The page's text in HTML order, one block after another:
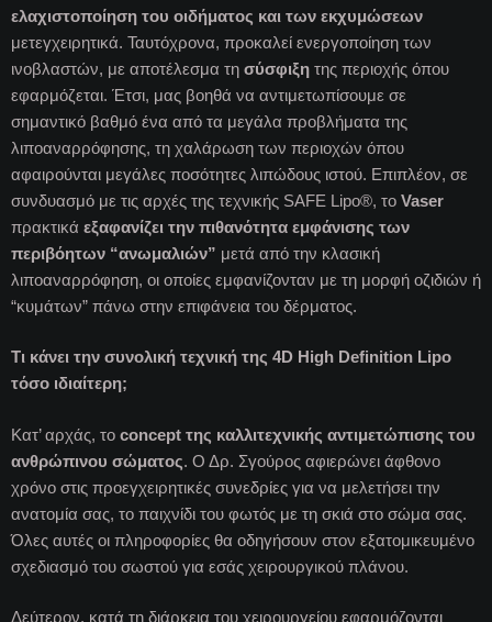
ελαχιστοποίηση του οιδήματος και των εκχυμώσεων
μετεγχειρητικά. Ταυτόχρονα, προκαλεί ενεργοποίηση των
ινοβλαστών, με αποτέλεσμα τη σύσφιξη της περιοχής όπου
εφαρμόζεται. Έτσι, μας βοηθά να αντιμετωπίσουμε σε
σημαντικό βαθμό ένα από τα μεγάλα προβλήματα της
λιποαναρρόφησης, τη χαλάρωση των περιοχών όπου
αφαιρούνται μεγάλες ποσότητες λιπώδους ιστού. Επιπλέον, σε
συνδυασμό με τις αρχές της τεχνικής SAFE Lipo®, το Vaser
πρακτικά εξαφανίζει την πιθανότητα εμφάνισης των
περιβόητων “ανωμαλιών” μετά από την κλασική
λιποαναρρόφηση, οι οποίες εμφανίζονταν με τη μορφή οζιδιών ή
“κυμάτων” πάνω στην επιφάνεια του δέρματος.
Τι κάνει την συνολική τεχνική της 4D High Definition Lipo
τόσο ιδιαίτερη;
Κατ’ αρχάς, το concept της καλλιτεχνικής αντιμετώπισης του
ανθρώπινου σώματος. Ο Δρ. Σγούρος αφιερώνει άφθονο
χρόνο στις προεγχειρητικές συνεδρίες για να μελετήσει την
ανατομία σας, το παιχνίδι του φωτός με τη σκιά στο σώμα σας.
Όλες αυτές οι πληροφορίες θα οδηγήσουν στον εξατομικευμένο
σχεδιασμό του σωστού για εσάς χειρουργικού πλάνου.
Δεύτερον, κατά τη διάρκεια του χειρουργείου εφαρμόζονται